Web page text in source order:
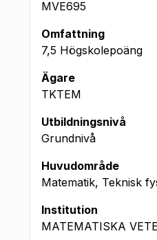
MVE695
Omfattning
7,5 Högskolepoäng
Ägare
TKTEM
Utbildningsnivå
Grundnivå
Huvudområde
Matematik, Teknisk
Institution
MATEMATISKA